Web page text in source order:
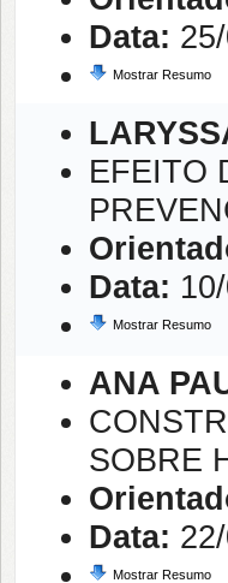
Data:
Mostrar Resumo
EFEITO
Data:
Mostrar Resumo
ANA
SOBRE
Data:
Mostrar Resumo